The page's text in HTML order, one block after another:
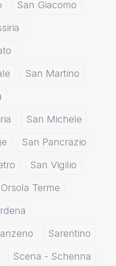
San Giacomo
San Martino
San Michele
San Pancrazio
San Vigilio
Terme
Sarentino
Scena - Schenna